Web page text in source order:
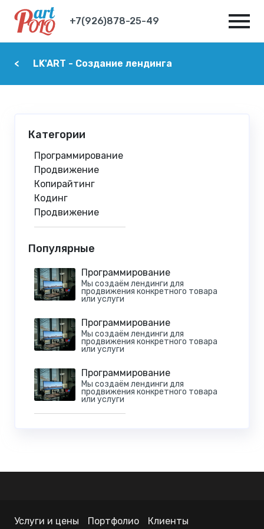
+7(926)878-25-49
LK'ART - Создание лендинга
Категории
Программирование
Продвижение
Копирайтинг
Кодинг
Продвижение
Популярные
Программирование
Мы создаём лендинги для
продвижения конкретного товара
или услуги
Программирование
Мы создаём лендинги для
продвижения конкретного товара
или услуги
Программирование
Мы создаём лендинги для
продвижения конкретного товара
или услуги
Услуги и цены Портфолио Клиенты